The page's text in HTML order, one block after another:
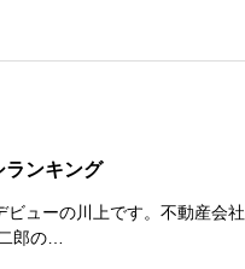
ランキング
ューの川上です。不動産会社
郎の…